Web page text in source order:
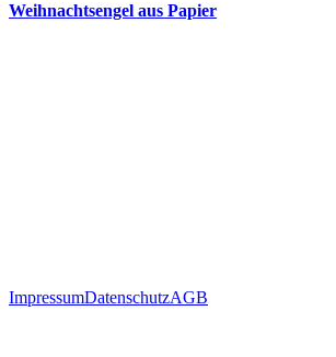
Weihnachtsengel aus Papier
ImpressumDatenschutzAGB